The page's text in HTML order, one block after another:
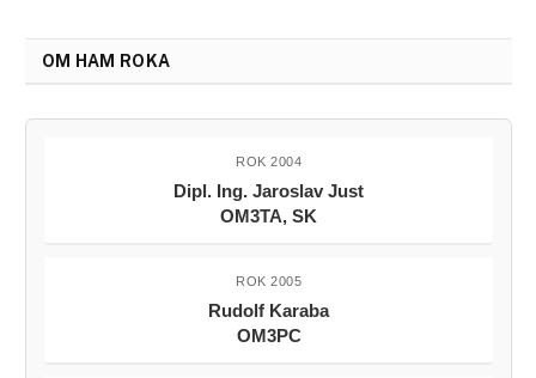
OM HAM ROKA
ROK 2004
Dipl. Ing. Jaroslav Just
OM3TA, SK
ROK 2005
Rudolf Karaba
OM3PC